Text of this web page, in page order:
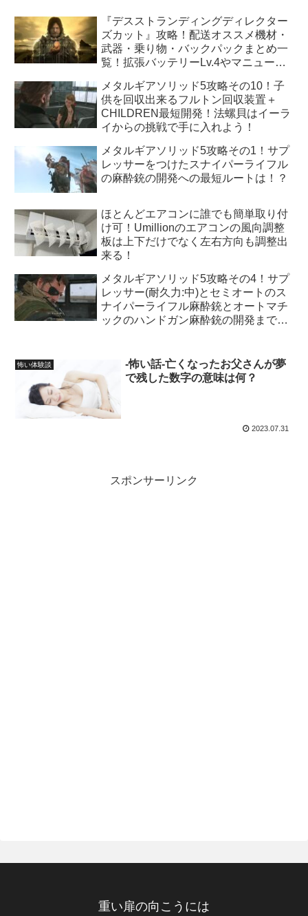
『デスストランディングディレクター
ズカット』攻略！配送オススメ機材・
武器・乗り物・バックパックまとめ一
覧！拡張バッテリーLv.4やマニューバ
る！？
メタルギアソリッド5攻略その10！子
供を回収出来るフルトン回収装置＋
CHILDREN最短開発！法螺貝はイーラ
イからの挑戦で手に入れよう！
メタルギアソリッド5攻略その1！サプ
レッサーをつけたスナイパーライフル
の麻酔銃の開発への最短ルートは！？
ほとんどエアコンに誰でも簡単取り付
け可！Umillionのエアコンの風向調整
板は上下だけでなく左右方向も調整出
来る！
メタルギアソリッド5攻略その4！サプ
レッサー(耐久力:中)とセミオートのス
ナイパーライフル麻酔銃とオートマチ
ックのハンドガン麻酔銃の開発までの
怖い体験談
-怖い話-亡くなったお父さんが夢
で残した数字の意味は何？
2023.07.31
スポンサーリンク
重い扉の向こうには